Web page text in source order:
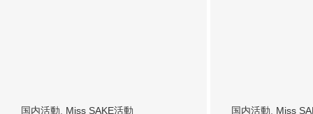
国内活動 Miss SAKE活動 国内活動 Miss